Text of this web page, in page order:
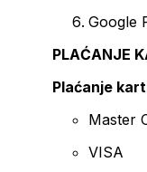
Google
PLAĆANJE
Plaćanje
Master
VISA